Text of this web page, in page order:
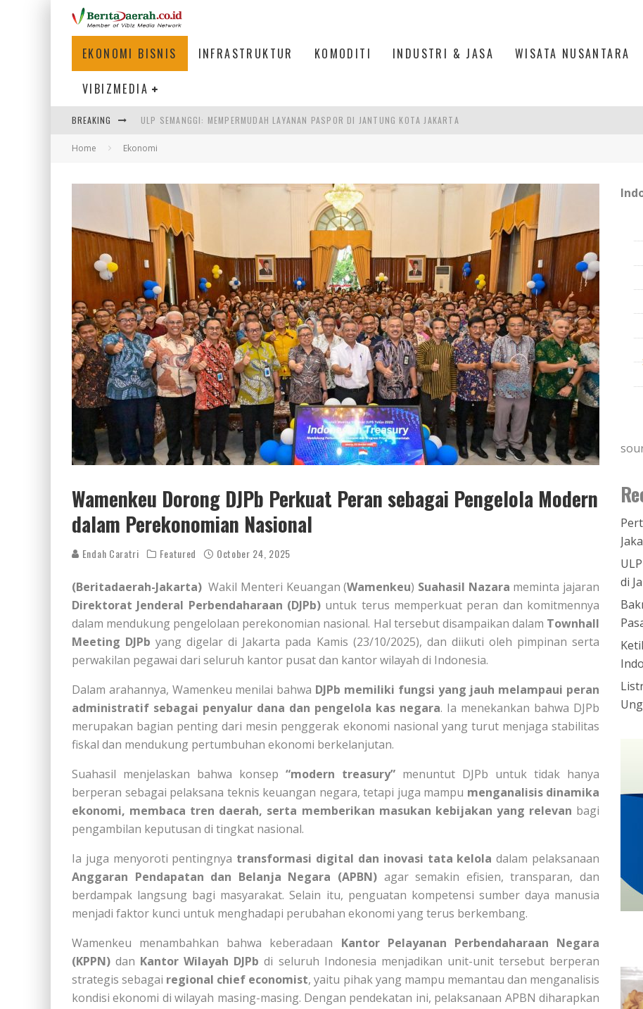
EKONOMI BISNIS INFRASTRUKTUR KOMODITI INDUSTRI & JASA WISATA NUSANTARA
VIBIZMEDIA
BREAKING ULP SEMANGGI: MEMPERMUDAH LAYANAN PASPOR DI JANTUNG KOTA JAKARTA
BAKMI PANGSIT AYAM, KULINER LEGENDARIS DI PASAR BARU JAKARTA
PERTUNJUKAN AIR MANCUR SPEKTAKULER DI PIK 2, JAKARTA UTARA
Home Ekonomi
Wamenkeu Dorong DJPb Perkuat Peran sebagai Pengelola Modern
dalam Perekonomian Nasional
Endah Caratri Featured October 24, 2025
(Beritadaerah-Jakarta) Wakil Menteri Keuangan (Wamenkeu) Suahasil Nazara meminta jajaran
Direktorat Jenderal Perbendaharaan (DJPb) untuk terus memperkuat peran dan komitmennya
dalam mendukung pengelolaan perekonomian nasional. Hal tersebut disampaikan dalam Townhall
Meeting DJPb yang digelar di Jakarta pada Kamis (23/10/2025), dan diikuti oleh pimpinan serta
perwakilan pegawai dari seluruh kantor pusat dan kantor wilayah di Indonesia.
Dalam arahannya, Wamenkeu menilai bahwa DJPb memiliki fungsi yang jauh melampaui peran
administratif sebagai penyalur dana dan pengelola kas negara. Ia menekankan bahwa DJPb
merupakan bagian penting dari mesin penggerak ekonomi nasional yang turut menjaga stabilitas
fiskal dan mendukung pertumbuhan ekonomi berkelanjutan.
Suahasil menjelaskan bahwa konsep “modern treasury” menuntut DJPb untuk tidak hanya
berperan sebagai pelaksana teknis keuangan negara, tetapi juga mampu menganalisis dinamika
ekonomi, membaca tren daerah, serta memberikan masukan kebijakan yang relevan bagi
pengambilan keputusan di tingkat nasional.
Ia juga menyoroti pentingnya transformasi digital dan inovasi tata kelola dalam pelaksanaan
Anggaran Pendapatan dan Belanja Negara (APBN) agar semakin efisien, transparan, dan
berdampak langsung bagi masyarakat. Selain itu, penguatan kompetensi sumber daya manusia
menjadi faktor kunci untuk menghadapi perubahan ekonomi yang terus berkembang.
Wamenkeu menambahkan bahwa keberadaan Kantor Pelayanan Perbendaharaan Negara
(KPPN) dan Kantor Wilayah DJPb di seluruh Indonesia menjadikan unit-unit tersebut berperan
strategis sebagai regional chief economist, yaitu pihak yang mampu memantau dan menganalisis
kondisi ekonomi di wilayah masing-masing. Dengan pendekatan ini, pelaksanaan APBN diharapkan
di